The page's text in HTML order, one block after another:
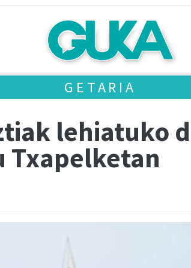
GETARIA
lehiatuko
Txapelketan